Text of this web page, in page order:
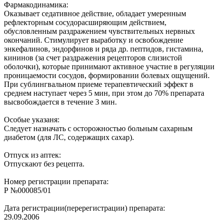
Фармакодинамика:
Оказывает седативное действие, обладает умеренным
рефлекторным сосудорасширяющим действием,
обусловленным раздражением чувствительных нервных
окончаний. Стимулирует выработку и освобождение
энкефалинов, эндорфинов и ряда др. пептидов, гистамина,
кининов (за счет раздражения рецепторов слизистой
оболочки), которые принимают активное участие в регуляции
проницаемости сосудов, формировании болевых ощущений.
При сублингвальном приеме терапевтический эффект в
среднем наступает через 5 мин, при этом до 70% препарата
высвобождается в течение 3 мин.
Особые указаня:
Следует назначать с осторожностью больным сахарным
диабетом (для ЛС, содержащих сахар).
Отпуск из аптек:
Отпускают без рецепта.
Номер регистрации препарата:
Р №000085/01
Дата регистрации(перерегистрации) препарата:
29.09.2006